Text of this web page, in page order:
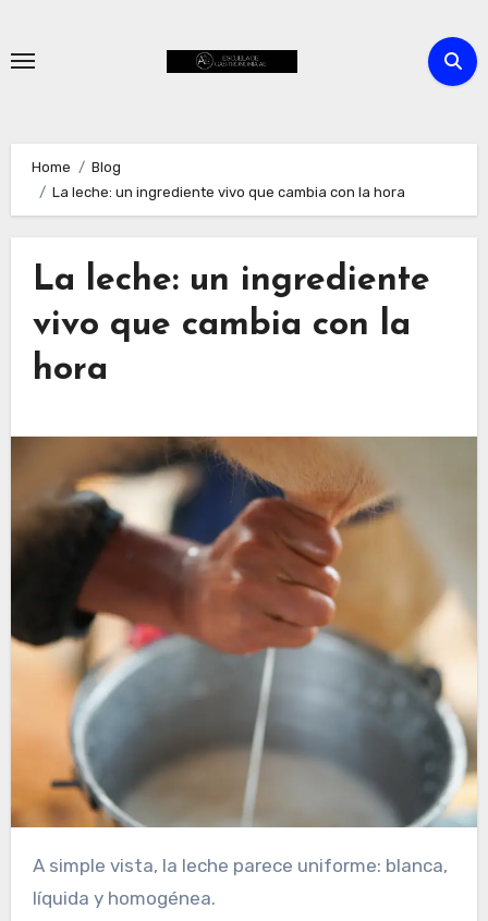
content
Home
Blog
La leche: un ingrediente vivo que cambia con la hora
La leche: un ingrediente
vivo que cambia con la
hora
A simple vista, la leche parece uniforme: blanca,
líquida y homogénea.